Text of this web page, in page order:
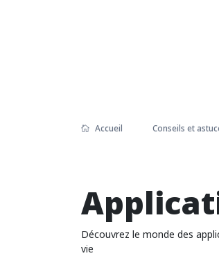
Accueil Conseils et
Découvrez le monde des
vie